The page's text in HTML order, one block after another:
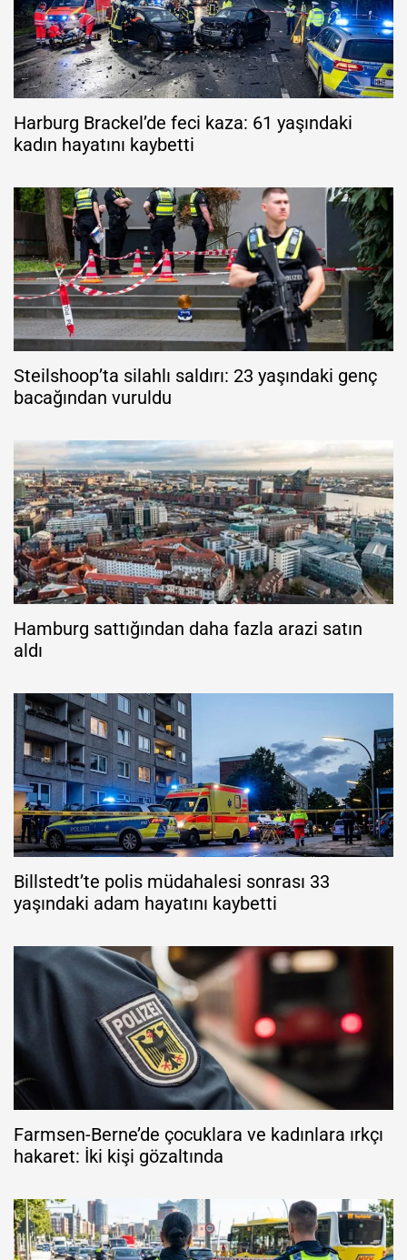
Harburg Brackel’de feci kaza: 61 yaşındaki
kadın hayatını kaybetti
Steilshoop’ta silahlı saldırı: 23 yaşındaki genç
bacağından vuruldu
Hamburg sattığından daha fazla arazi satın
aldı
Billstedt’te polis müdahalesi sonrası 33
yaşındaki adam hayatını kaybetti
Farmsen-Berne’de çocuklara ve kadınlara ırkçı
hakaret: İki kişi gözaltında